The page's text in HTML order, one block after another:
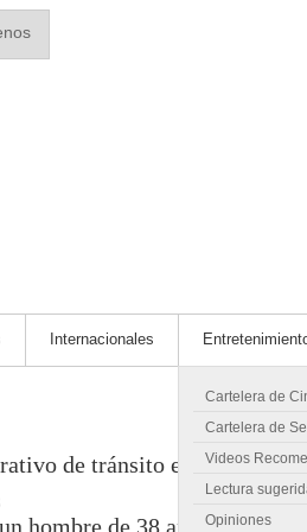
Internacionales
Cartelera de
Cartelera de
Videos
Lectura
Opiniones
de tránsito en cruce
hombre de 38 años en Pando